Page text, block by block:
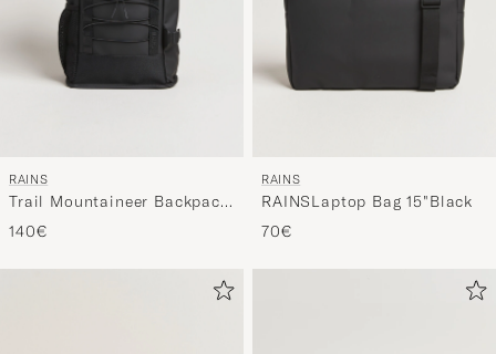
RAINS
Trail Mountaineer Backpack
Black
140€
RAINS
RAINSLaptop Bag 15"Black
70€